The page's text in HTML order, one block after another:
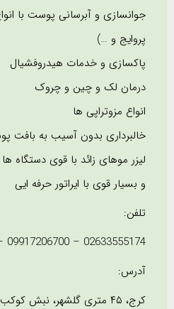
جوانسازی و آبرسانی پوست با
پروایج و …)
پاکسازی و خدمات هیدروفشیال
درمان لک و چین و چروک
انواع مزوتراپی ها
خالبرداری بدون آسیب به بافت
لیزر موهای زائد با قوی دستگاه
و بسیار قوی با ایراتور حرفه ایی
تلفن:
02633555174 – 09917206700 – 02633555175
آدرس: